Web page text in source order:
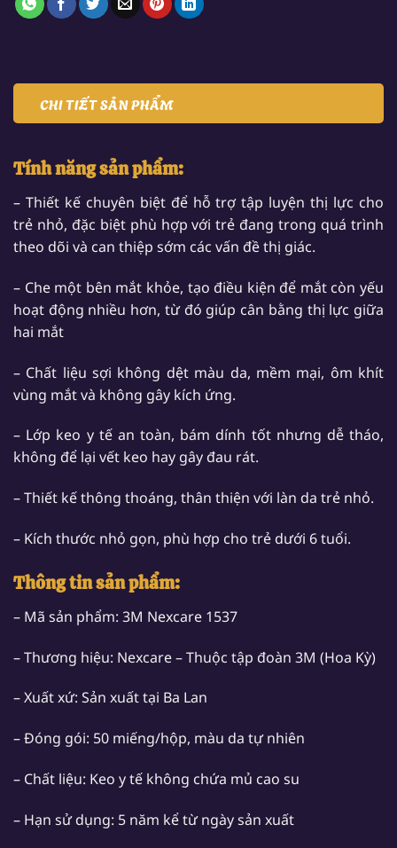
CHI TIẾT SẢN PHẨM
Tính năng sản phẩm:
– Thiết kế chuyên biệt để hỗ trợ tập luyện thị lực cho
trẻ nhỏ, đặc biệt phù hợp với trẻ đang trong quá trình
theo dõi và can thiệp sớm các vấn đề thị giác.
– Che một bên mắt khỏe, tạo điều kiện để mắt còn yếu
hoạt động nhiều hơn, từ đó giúp cân bằng thị lực giữa
hai mắt
– Chất liệu sợi không dệt màu da, mềm mại, ôm khít
vùng mắt và không gây kích ứng.
– Lớp keo y tế an toàn, bám dính tốt nhưng dễ tháo,
không để lại vết keo hay gây đau rát.
– Thiết kế thông thoáng, thân thiện với làn da trẻ nhỏ.
– Kích thước nhỏ gọn, phù hợp cho trẻ dưới 6 tuổi.
Thông tin sản phẩm:
– Mã sản phẩm: 3M Nexcare 1537
– Thương hiệu: Nexcare – Thuộc tập đoàn 3M (Hoa Kỳ)
– Xuất xứ: Sản xuất tại Ba Lan
– Đóng gói: 50 miếng/hộp, màu da tự nhiên
– Chất liệu: Keo y tế không chứa mủ cao su
– Hạn sử dụng: 5 năm kể từ ngày sản xuất